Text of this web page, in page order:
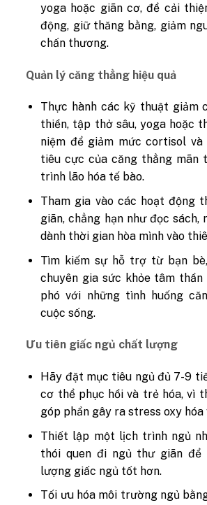
yoga hoặc giãn cơ, để cải
động, giữ thăng bằng, giảm
chấn thương.
Quản lý căng thẳng hiệu quả
Thực hành các kỹ thuật giảm
thiền, tập thở sâu, yoga hoặc
niệm để giảm mức cortisol
tiêu cực của căng thẳng mãn
trình lão hóa tế bào.
Tham gia vào các hoạt động
giãn, chẳng hạn như đọc sách,
dành thời gian hòa mình vào
Tìm kiếm sự hỗ trợ từ bạn
chuyên gia sức khỏe tâm thần
phó với những tình huống
cuộc sống.
Ưu tiên giấc ngủ chất lượng
Hãy đặt mục tiêu ngủ đủ 7-9
cơ thể phục hồi và trẻ hóa, vì
góp phần gây ra stress oxy hóa
Thiết lập một lịch trình ngủ
thói quen đi ngủ thư giãn để
lượng giấc ngủ tốt hơn.
Tối ưu hóa môi trường ngủ